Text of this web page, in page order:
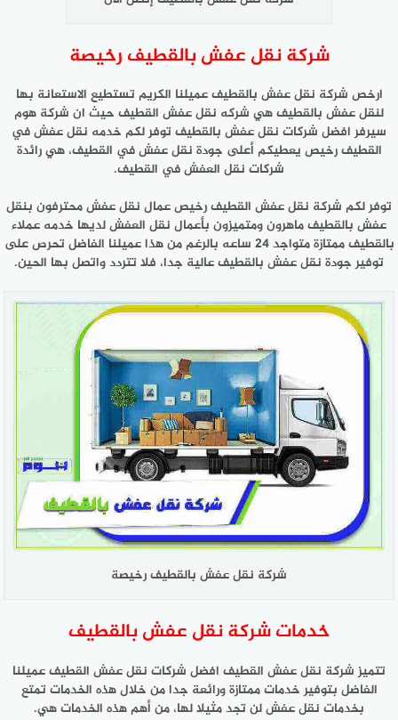
شركة نقل عفش بالقطيف رخيصة
ارخص شركة نقل عفش بالقطيف عميلنا الكريم تستطيع الاستعانة بها
لنقل عفش بالقطيف هي شركه نقل عفش القطيف حيث ان شركة هوم
سيرفر افضل شركات نقل عفش بالقطيف توفر لكم خدمه نقل عفش في
القطيف رخيص يعطيكم أعلى جودة نقل عفش في القطيف، هي رائدة
شركات نقل العفش في القطيف.
توفر لكم شركة نقل عفش القطيف رخيص عمال نقل عفش محترفون بنقل
عفش بالقطيف ماهرون ومتميزون بأعمال نقل العفش لديها خدمه عملاء
بالقطيف ممتازة متواجد 24 ساعه بالرغم من هذا عميلنا الفاضل تحرص على
توفير جودة نقل عفش بالقطيف عالية جدا، فلا تتردد واتصل بها الحين.
شركة نقل عفش بالقطيف رخيصة
خدمات شركة نقل عفش بالقطيف
تتميز شركة نقل عفش القطيف افضل شركات نقل عفش القطيف عميلنا
الفاضل بتوفير خدمات ممتازة ورائعة جدا من خلال هذه الخدمات تمتع
بخدمات نقل عفش لن تجد مثيلا لها، من أهم هذه الخدمات هي.